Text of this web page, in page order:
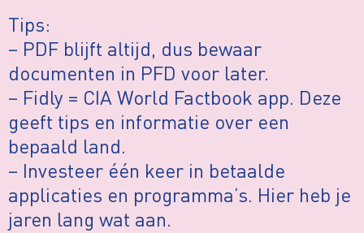
Tips:
– PDF blijft altijd, dus bewaar
documenten in PFD voor later.
– Fidly = CIA World Factbook app. Deze
geeft tips en informatie over een
bepaald land.
– Investeer één keer in betaalde
applicaties en programma’s. Hier heb je
jaren lang wat aan.